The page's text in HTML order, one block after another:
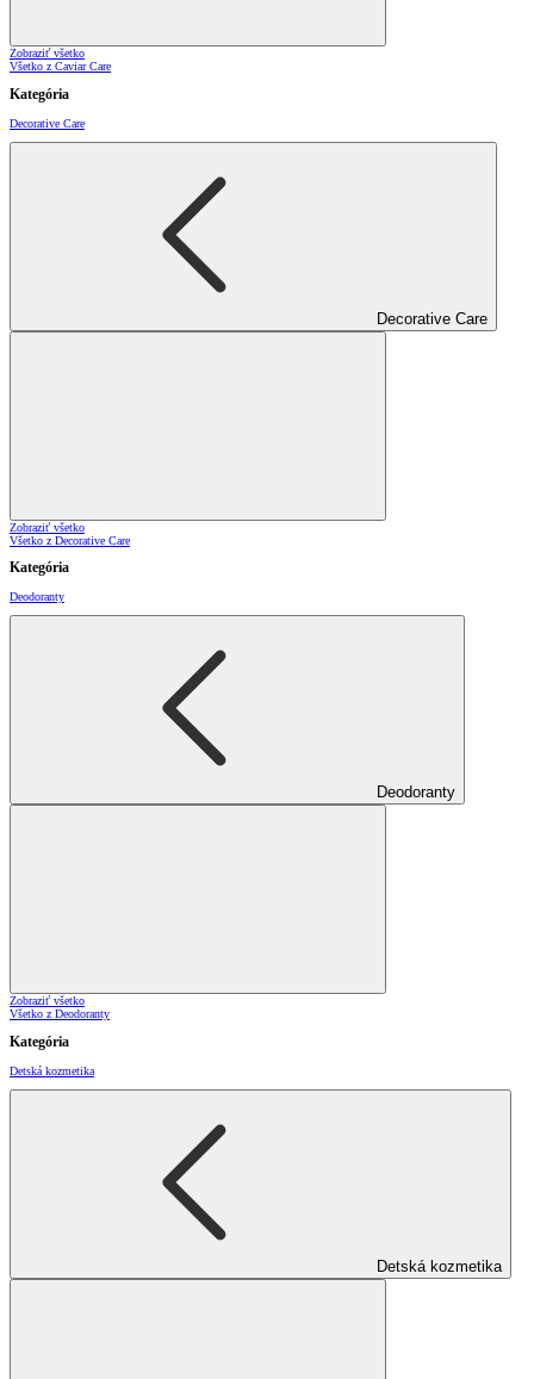
Zobraziť všetko
Všetko z Caviar Care
Kategória
Decorative Care
Decorative Care
Zobraziť všetko
Všetko z Decorative Care
Kategória
Deodoranty
Deodoranty
Zobraziť všetko
Všetko z Deodoranty
Kategória
Detská kozmetika
Detská kozmetika